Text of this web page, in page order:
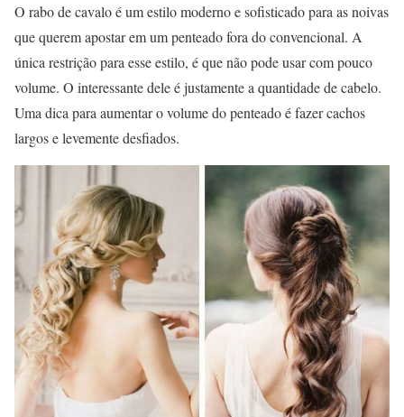
O rabo de cavalo é um estilo moderno e sofisticado para as noivas
que querem apostar em um penteado fora do convencional. A
única restrição para esse estilo, é que não pode usar com pouco
volume. O interessante dele é justamente a quantidade de cabelo.
Uma dica para aumentar o volume do penteado é fazer cachos
largos e levemente desfiados.